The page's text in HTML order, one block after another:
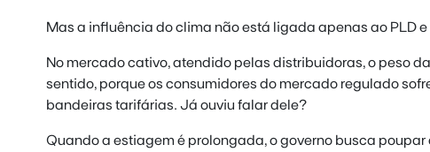
Mas a influência do clima não está ligada apenas ao PLD
No mercado cativo, atendido pelas distribuidoras, o peso
sentido, porque os consumidores do mercado regulado
bandeiras tarifárias. Já ouviu falar dele?
Quando a estiagem é prolongada, o governo busca